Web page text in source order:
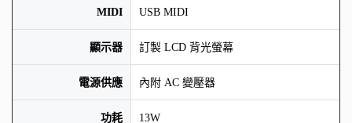
MIDI USB MIDI
顯示器 訂製 LCD 背光螢幕
電源供應 內附 AC 變壓器
功耗 13W